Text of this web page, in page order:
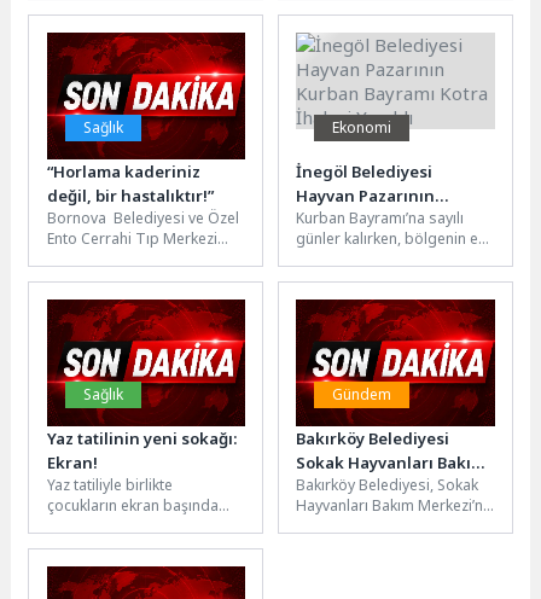
alanlarında faaliyet gösteren
girişimleri desteklemeye...
Atölyesi ile renkli bir
etkinliğe ev...
Sağlık
“Horlama kaderiniz
değil, bir hastalıktır!”
Bornova Belediyesi ve Özel
Ento Cerrahi Tıp Merkezi
"Horlama ve Uyku
Apnesinde Güncel...
Ekonomi
İnegöl Belediyesi
Hayvan Pazarının
Kurban Bayramı Kotra
İhalesi Yapıldı
Kurban Bayramı’na sayılı
günler kalırken, bölgenin en
pazarlarından biri olan
İnegöl Belediyesi Modern...
Sağlık
Yaz tatilinin yeni sokağı:
Ekran!
Yaz tatiliyle birlikte
çocukların ekran başında
gündeme geldi. Üsküdar
Üniversitesi Çocuk...
Gündem
Bakırköy Belediyesi
Sokak Hayvanları Bakım
Merkezi Yenileniyor
Bakırköy Belediyesi, Sokak
Hayvanları Bakım Merkezi’ni